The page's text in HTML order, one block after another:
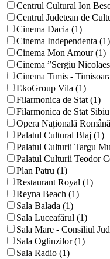
Centrul Cultural Ion
Centrul Judetean de
Cinema Dacia (1)
Cinema Independenta (1)
Cinema Mon Amour (1)
Cinema ”Sergiu
Cinema Timis -
EkoGroup Vila (1)
Filarmonica de Stat (1)
Filarmonica de Stat
Opera Națională
Palatul Cultural Blaj (1)
Palatul Culturii Targu
Palatul Culturii Teodor
Plan Patru (1)
Restaurant Royal (1)
Reyna Beach (1)
Sala Balada (1)
Sala Luceafărul (1)
Sala Mare - Consiliul
Sala Oglinzilor (1)
Sala Radio (1)